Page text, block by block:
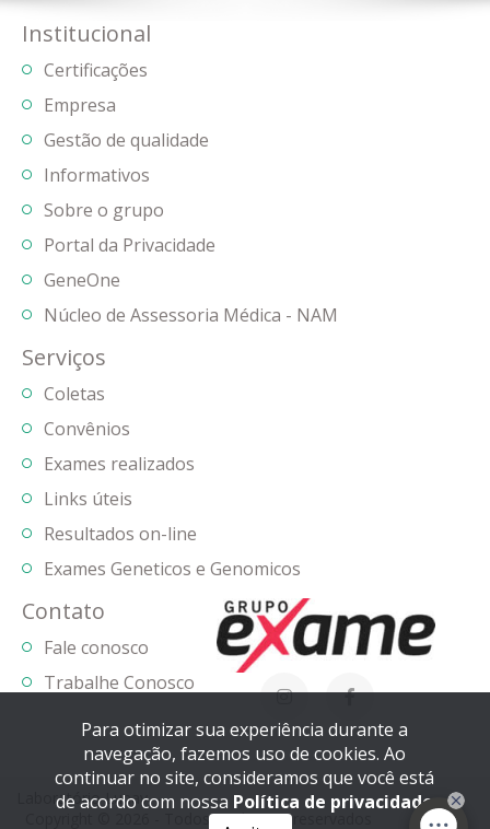
Institucional
Certificações
Empresa
Gestão de qualidade
Informativos
Sobre o grupo
Portal da Privacidade
GeneOne
Núcleo de Assessoria Médica - NAM
Serviços
Coletas
Convênios
Exames realizados
Links úteis
Resultados on-line
Exames Geneticos e Genomicos
Contato
Fale conosco
Trabalhe Conosco
Laboratório Lunav
Copyright © 2026 - Todos os direitos reservados
Para otimizar sua experiência durante a
navegação, fazemos uso de cookies. Ao
continuar no site, consideramos que você está
de acordo com nossa Política de privacidade